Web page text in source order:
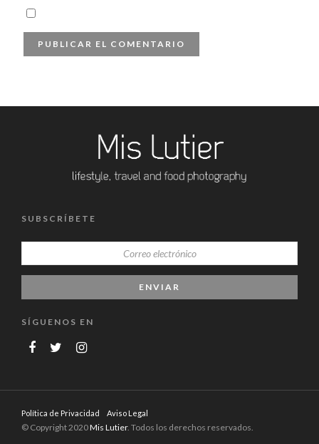
SUBSCRÍBETE
SÍGUENOS EN
Política de Privacidad Aviso Legal
© Copyright 2020Mis Lutier. Todos los derechos reservados.